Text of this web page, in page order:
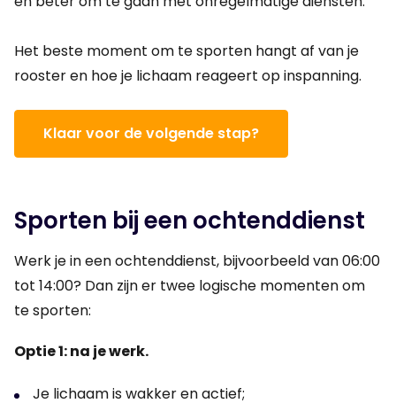
Het beste moment om te sporten hangt af van je
rooster en hoe je lichaam reageert op inspanning.
Klaar voor de volgende stap?
Sporten bij een ochtenddienst
Werk je in een ochtenddienst, bijvoorbeeld van 06:00
tot 14:00? Dan zijn er twee logische momenten om
te sporten:
Optie 1: na je werk.
Je lichaam is wakker en actief;